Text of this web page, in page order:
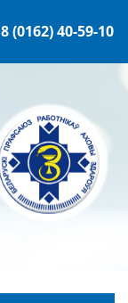
8 (0162) 40-59-10